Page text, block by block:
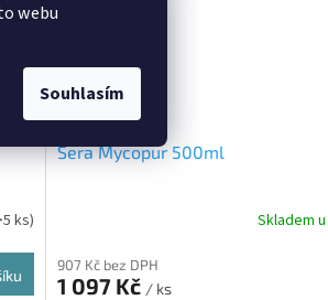
webu
Souhlasím
ks)
Sera Mycopur 500ml
Skladem
907 Kč bez DPH
1 097 Kč / ks